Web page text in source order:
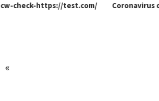
«
Coronavirus disease 2019